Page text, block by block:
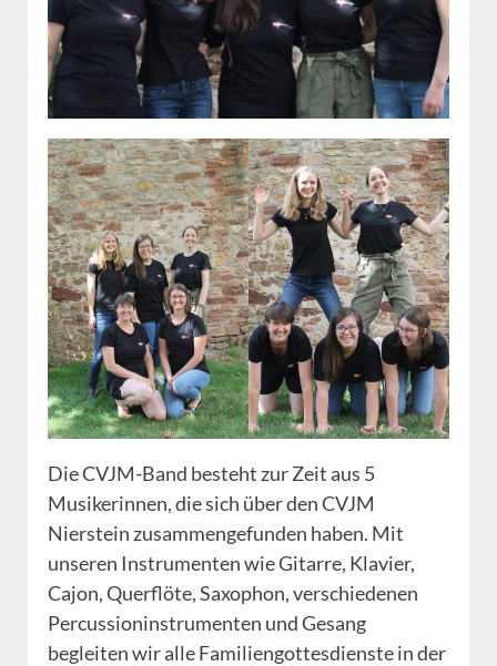
Die CVJM-Band besteht zur Zeit aus 5
Musikerinnen, die sich über den CVJM
Nierstein zusammengefunden haben. Mit
unseren Instrumenten wie Gitarre, Klavier,
Cajon, Querflöte, Saxophon, verschiedenen
Percussioninstrumenten und Gesang
begleiten wir alle Familiengottesdienste in der